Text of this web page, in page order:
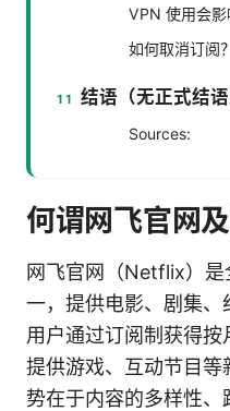
VPN 使用会影
如何取消订阅？
结语（无正式结语
Sources:
何谓网飞官网
网飞官网（Netflix）是
一，提供电影、剧集、
用户通过订阅制获得
提供游戏、互动节目
势在于内容的多样性